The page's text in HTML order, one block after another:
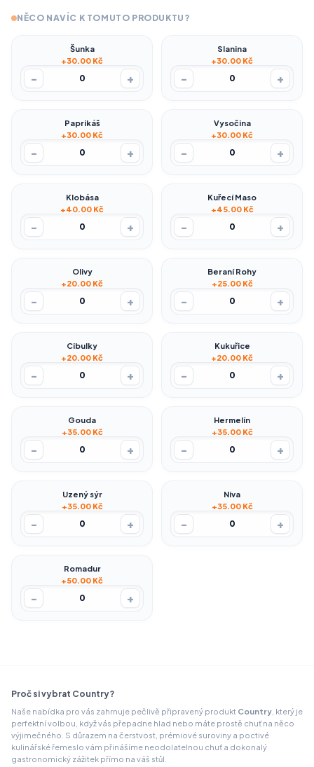
NĚCO NAVÍC K TOMUTO PRODUKTU?
Šunka
+30.00 Kč
- 0 +
Slanina
+30.00 Kč
- 0 +
Paprikáš
+30.00 Kč
- 0 +
Vysočina
+30.00 Kč
- 0 +
Klobása
+40.00 Kč
- 0 +
Kuřecí Maso
+45.00 Kč
- 0 +
Olivy
+20.00 Kč
- 0 +
Beraní Rohy
+25.00 Kč
- 0 +
Cibulky
+20.00 Kč
- 0 +
Kukuřice
+20.00 Kč
- 0 +
Gouda
+35.00 Kč
- 0 +
Hermelín
+35.00 Kč
- 0 +
Uzený sýr
+35.00 Kč
- 0 +
Niva
+35.00 Kč
- 0 +
Romadur
+50.00 Kč
- 0 +
Proč si vybrat Country?
Naše nabídka pro vás zahrnuje pečlivě připravený produkt Country , který je
perfektní volbou, když vás přepadne hlad nebo máte prostě chuť na něco
výjimečného. S důrazem na čerstvost, prémiové suroviny a poctivé
kulinářské řemeslo vám přinášíme neodolatelnou chuť a dokonalý
gastronomický zážitek přímo na váš stůl.